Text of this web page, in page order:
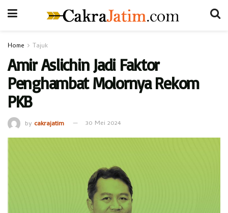
Home Tajuk
Amir Aslichin Jadi Faktor
Penghambat Molornya Rekom
PKB
by cakrajatim 30 Mei 2024